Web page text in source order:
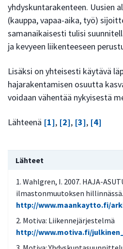
yhdyskuntarakenteen. Uusien
(kauppa, vapaa-aika, työ)
samanaikaisesti tulisi
ja kevyeen liikenteeseen
Lisäksi on yhteisesti käytävä
hajarakentamisen osuutta
voidaan vähentää nykyisestä
Lähteenä [1], [2], [3], [4]
Lähteet
Wahlgren, I. 2007. HAJA-
ilmastonmuutoksen
http://www.maankaytto.fi/
Motiva: Liikennejärjestelmä
http://www.motiva.fi/